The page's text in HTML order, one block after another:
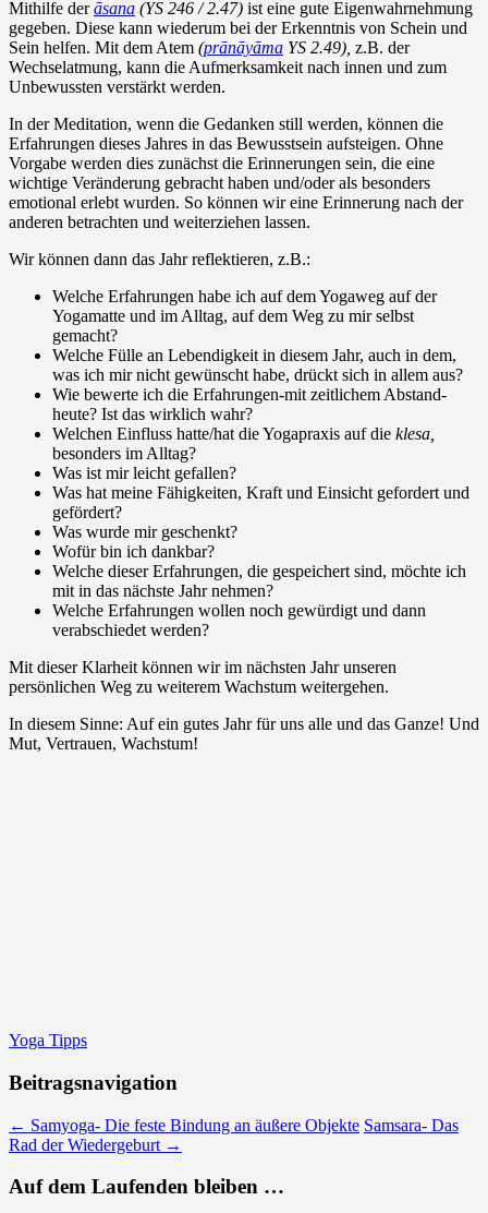
Mithilfe derāsana (YS 246 / 2.47) ist eine gute Eigenwahrnehmung
gegeben. Diese kann wiederum bei der Erkenntnis von Schein und
Sein helfen. Mit dem Atem (prānāyāma YS 2.49), z.B. der
Wechselatmung, kann die Aufmerksamkeit nach innen und zum
Unbewussten verstärkt werden.
In der Meditation, wenn die Gedanken still werden, können die
Erfahrungen dieses Jahres in das Bewusstsein aufsteigen. Ohne
Vorgabe werden dies zunächst die Erinnerungen sein, die eine
wichtige Veränderung gebracht haben und/oder als besonders
emotional erlebt wurden. So können wir eine Erinnerung nach der
anderen betrachten und weiterziehen lassen.
Wir können dann das Jahr reflektieren, z.B.:
Welche Erfahrungen habe ich auf dem Yogaweg auf der
Yogamatte und im Alltag, auf dem Weg zu mir selbst
gemacht?
Welche Fülle an Lebendigkeit in diesem Jahr, auch in dem,
was ich mir nicht gewünscht habe, drückt sich in allem aus?
Wie bewerte ich die Erfahrungen-mit zeitlichem Abstand-
heute? Ist das wirklich wahr?
Welchen Einfluss hatte/hat die Yogapraxis auf die klesa,
besonders im Alltag?
Was ist mir leicht gefallen?
Was hat meine Fähigkeiten, Kraft und Einsicht gefordert und
gefördert?
Was wurde mir geschenkt?
Wofür bin ich dankbar?
Welche dieser Erfahrungen, die gespeichert sind, möchte ich
mit in das nächste Jahr nehmen?
Welche Erfahrungen wollen noch gewürdigt und dann
verabschiedet werden?
Mit dieser Klarheit können wir im nächsten Jahr unseren
persönlichen Weg zu weiterem Wachstum weitergehen.
In diesem Sinne: Auf ein gutes Jahr für uns alle und das Ganze! Und
Mut, Vertrauen, Wachstum!
Yoga Tipps
Beitragsnavigation
← Samyoga- Die feste Bindung an äußere Objekte Samsara- Das
Rad der Wiedergeburt →
Auf dem Laufenden bleiben …